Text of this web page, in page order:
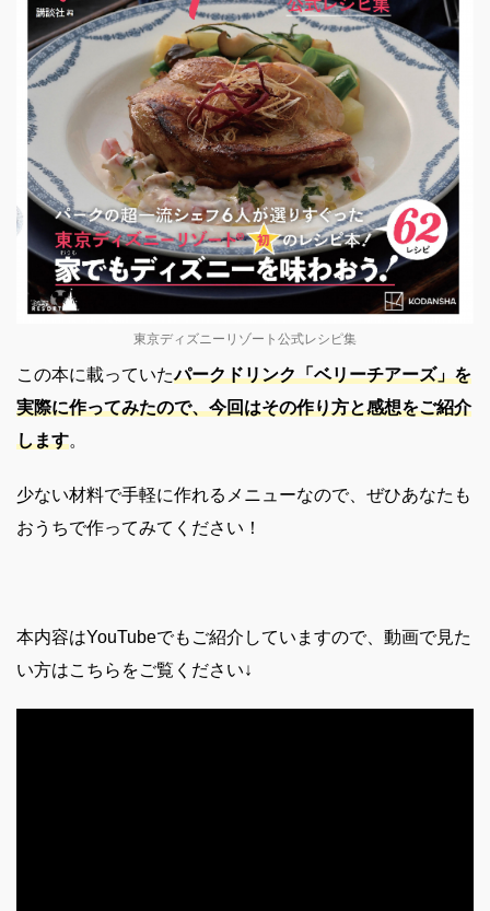
東京ディズニーリゾート公式レシピ集
この本に載っていたパークドリンク「ベリーチアーズ」を
実際に作ってみたので、今回はその作り方と感想をご紹介
します。
少ない材料で手軽に作れるメニューなので、ぜひあなたも
おうちで作ってみてください！
本内容はYouTubeでもご紹介していますので、動画で見た
い方はこちらをご覧ください↓